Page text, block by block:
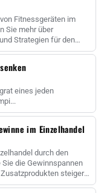
Fitnessgeräten im
Sie mehr über
Strategien für den
eines jeden
im Einzelhandel
durch den
Sie die Gewinnspannen
steigern